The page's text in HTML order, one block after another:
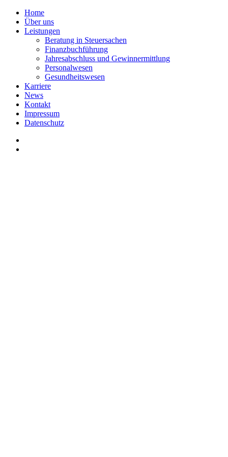
Home
Über uns
Leistungen
Beratung in Steuersachen
Finanzbuchführung
Jahresabschluss und Gewinnermittlung
Personalwesen
Gesundheitswesen
Karriere
News
Kontakt
Impressum
Datenschutz